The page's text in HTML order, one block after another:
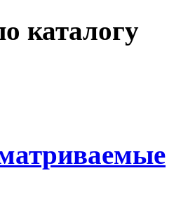
каталогу